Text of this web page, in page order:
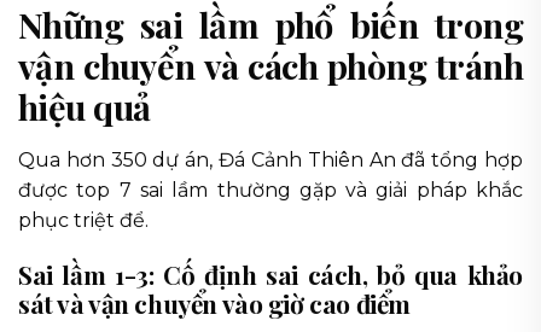
Những sai lầm phổ biến trong
vận chuyển và cách phòng tránh
hiệu quả
Qua hơn 350 dự án, Đá Cảnh Thiên An đã tổng hợp
được top 7 sai lầm thường gặp và giải pháp khắc
phục triệt để.
Sai lầm 1-3: Cố định sai cách, bỏ qua khảo
sát và vận chuyển vào giờ cao điểm